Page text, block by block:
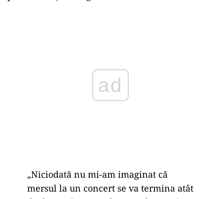
„Niciodată nu mi-am imaginat că
mersul la un concert se va termina atât